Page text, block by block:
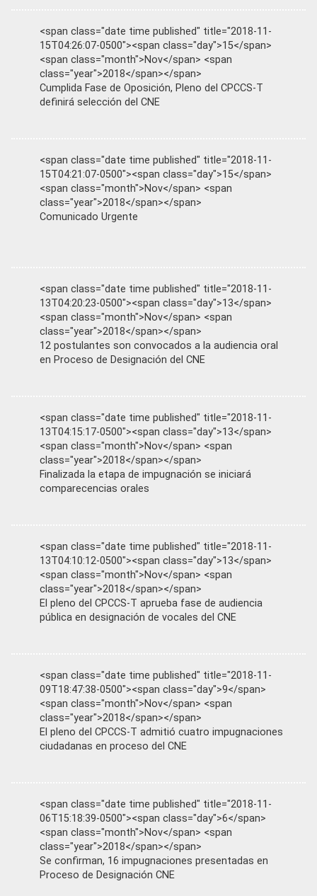
<span class="date time published" title="2018-11-
15T04:26:07-0500"><span class="day">15</span>
<span class="month">Nov</span> <span
class="year">2018</span></span>
Cumplida Fase de Oposición, Pleno del CPCCS-T
definirá selección del CNE
<span class="date time published" title="2018-11-
15T04:21:07-0500"><span class="day">15</span>
<span class="month">Nov</span> <span
class="year">2018</span></span>
Comunicado Urgente
<span class="date time published" title="2018-11-
13T04:20:23-0500"><span class="day">13</span>
<span class="month">Nov</span> <span
class="year">2018</span></span>
12 postulantes son convocados a la audiencia oral
en Proceso de Designación del CNE
<span class="date time published" title="2018-11-
13T04:15:17-0500"><span class="day">13</span>
<span class="month">Nov</span> <span
class="year">2018</span></span>
Finalizada la etapa de impugnación se iniciará
comparecencias orales
<span class="date time published" title="2018-11-
13T04:10:12-0500"><span class="day">13</span>
<span class="month">Nov</span> <span
class="year">2018</span></span>
El pleno del CPCCS-T aprueba fase de audiencia
pública en designación de vocales del CNE
<span class="date time published" title="2018-11-
09T18:47:38-0500"><span class="day">9</span>
<span class="month">Nov</span> <span
class="year">2018</span></span>
El pleno del CPCCS-T admitió cuatro impugnaciones
ciudadanas en proceso del CNE
<span class="date time published" title="2018-11-
06T15:18:39-0500"><span class="day">6</span>
<span class="month">Nov</span> <span
class="year">2018</span></span>
Se confirman, 16 impugnaciones presentadas en
Proceso de Designación CNE